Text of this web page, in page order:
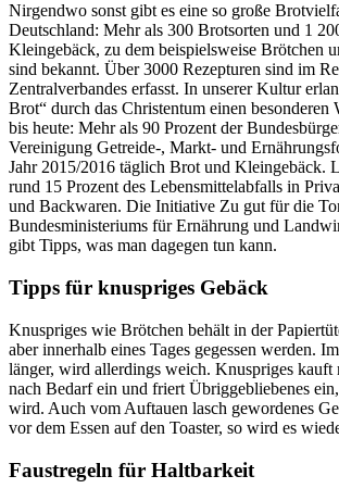
Nirgendwo sonst gibt es eine so große
Deutschland: Mehr als 300 Brotsorten und 1
Kleingebäck, zu dem beispielsweise Brötchen
sind bekannt. Über 3000 Rezepturen sind im
Zentralverbandes erfasst. In unserer Kultur
Brot“ durch das Christentum einen besonderen
bis heute: Mehr als 90 Prozent der
Vereinigung Getreide-, Markt- und
Jahr 2015/2016 täglich Brot und Kleingebäck.
rund 15 Prozent des Lebensmittelabfalls in
und Backwaren. Die Initiative Zu gut für die
Bundesministeriums für Ernährung und
gibt Tipps, was man dagegen tun kann.
Tipps für knuspriges Gebäck
Knuspriges wie Brötchen behält in der
aber innerhalb eines Tages gegessen werden.
länger, wird allerdings weich. Knuspriges kauft
nach Bedarf ein und friert Übriggebliebenes
wird. Auch vom Auftauen lasch gewordenes
vor dem Essen auf den Toaster, so wird es
Faustregeln für Haltbarkeit